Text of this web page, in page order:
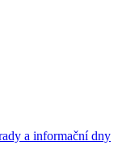
a informační dny